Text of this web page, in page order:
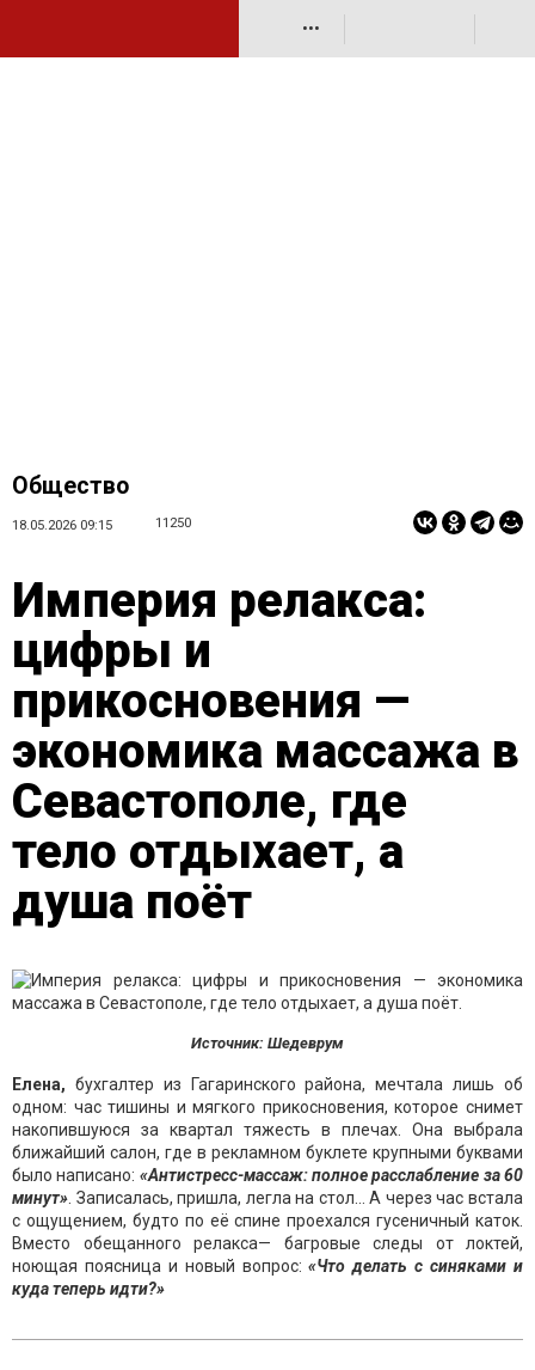
•••
Общество
18.05.2026 09:15 11250
Империя релакса:
цифры и
прикосновения —
экономика массажа в
Севастополе, где
тело отдыхает, а
душа поёт
Источник: Шедеврум
Елена, бухгалтер из Гагаринского района, мечтала лишь об
одном: час тишины и мягкого прикосновения, которое снимет
накопившуюся за квартал тяжесть в плечах. Она выбрала
ближайший салон, где в рекламном буклете крупными буквами
было написано: «Антистресс-массаж: полное расслабление за 60
минут» . Записалась, пришла, легла на стол… А через час встала
с ощущением, будто по её спине проехался гусеничный каток.
Вместо обещанного релакса— багровые следы от локтей,
ноющая поясница и новый вопрос:«Что делать с синяками и
куда теперь идти?»